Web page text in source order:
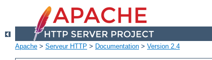
Apache > Serveur HTTP > Documentation > Version 2.4